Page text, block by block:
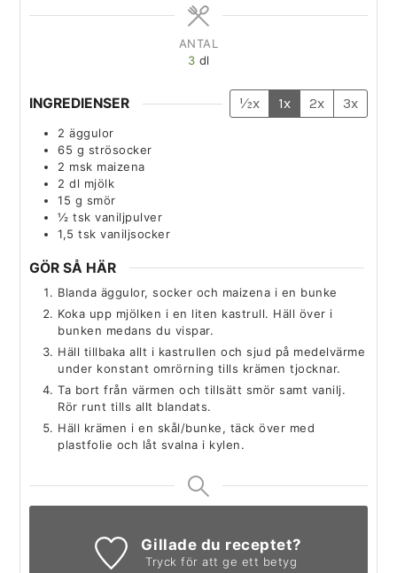
ANTAL
3 dl
INGREDIENSER ½x 1x 2x 3x
2 äggulor
65 g strösocker
2 msk maizena
2 dl mjölk
15 g smör
½ tsk vaniljpulver
1,5 tsk vaniljsocker
GÖR SÅ HÄR
Blanda äggulor, socker och maizena i en bunke
Koka upp mjölken i en liten kastrull. Häll över i
bunken medans du vispar.
Häll tillbaka allt i kastrullen och sjud på medelvärme
under konstant omrörning tills krämen tjocknar.
Ta bort från värmen och tillsätt smör samt vanilj.
Rör runt tills allt blandats.
Häll krämen i en skål/bunke, täck över med
plastfolie och låt svalna i kylen.
Gillade du receptet?
Tryck för att ge ett betyg